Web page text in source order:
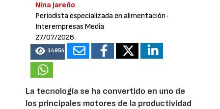
Nina Jareño
Periodista especializada en alimentación ·
Interempresas Media
27/07/2026
14954
La tecnología se ha convertido en uno de
los principales motores de la productividad